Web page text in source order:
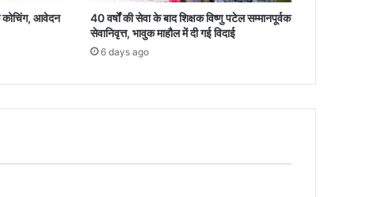
कोचिंग, आवेदन
40 वर्षों की सेवा के बाद शिक्षक विष्णु पटेल सम्मानपूर्वक
सेवानिवृत्त, भावुक माहौल में दी गई विदाई
6 days ago